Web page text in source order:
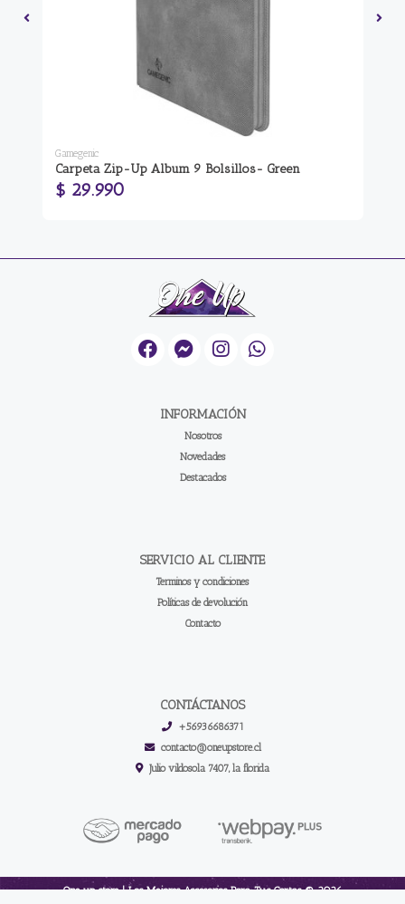
Gamegenic
Carpeta Zip-Up Album 9 Bolsillos- Green
$ 29.990
INFORMACIÓN
Nosotros
Novedades
Destacados
SERVICIO AL CLIENTE
Terminos y condiciones
Políticas de devolución
Contacto
CONTÁCTANOS
+56936686371
contacto@oneupstore.cl
Julio vildosola 7407, la florida
One up store | Los Mejores Accesorios Para Tus Cartas © 2026